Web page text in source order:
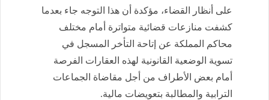
على أنظار القضاء، مؤكدة أن هذا التوجه جاء بعدما
كشفت منازعات قضائية متواترة أمام مختلف
محاكم المملكة عن إتاحة التأخر المسجل في
تسوية الوضعية القانونية لهذه العقارات الفرصة
أمام بعض الأطراف من أجل مقاضاة الجماعات
الترابية والمطالبة بتعويضات مالية.